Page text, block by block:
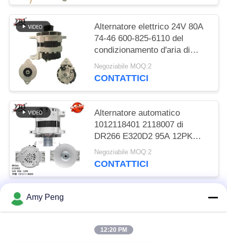
Alternatore elettrico 24V 80A
74-46 600-825-6110 del
condizionamento d'aria di
DR257 6BT R220-5 R305
Negoziabile MOQ:2
CONTATTICI
Alternatore automatico
1012118401 2118007 di
DR266 E320D2 95A 12PK
101211-8400
Negoziabile MOQ:2
CONTATTICI
Categorie popolari
Amy Peng
12:20 PM